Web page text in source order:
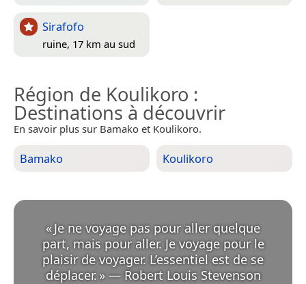
Sirafofo
ruine, 17 km au sud
Région de Koulikoro :
Destinations à découvrir
En savoir plus sur Bamako et Koulikoro.
Bamako Koulikoro
«Je ne voyage pas pour aller quelque
part, mais pour aller. Je voyage pour le
plaisir de voyager. L’essentiel est de se
déplacer. » — Robert Louis Stevenson